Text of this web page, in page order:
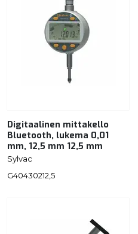
Digitaalinen mittakello
Bluetooth, lukema 0,01
mm, 12,5 mm 12,5 mm
Sylvac
G40430212,5